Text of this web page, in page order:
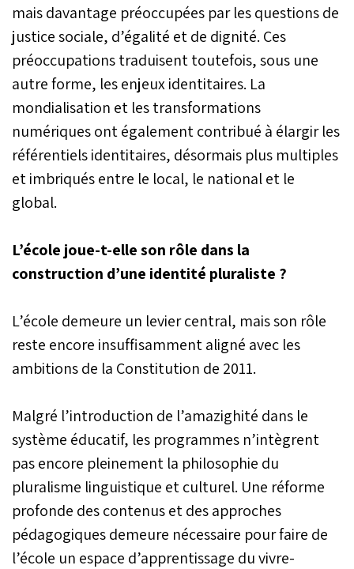
mais davantage préoccupées par les questions de
justice sociale, d’égalité et de dignité. Ces
préoccupations traduisent toutefois, sous une
autre forme, les enjeux identitaires. La
mondialisation et les transformations
numériques ont également contribué à élargir les
référentiels identitaires, désormais plus multiples
et imbriqués entre le local, le national et le
global.
L’école joue-t-elle son rôle dans la
construction d’une identité pluraliste ?
L’école demeure un levier central, mais son rôle
reste encore insuffisamment aligné avec les
ambitions de la Constitution de 2011.
Malgré l’introduction de l’amazighité dans le
système éducatif, les programmes n’intègrent
pas encore pleinement la philosophie du
pluralisme linguistique et culturel. Une réforme
profonde des contenus et des approches
pédagogiques demeure nécessaire pour faire de
l’école un espace d’apprentissage du vivre-